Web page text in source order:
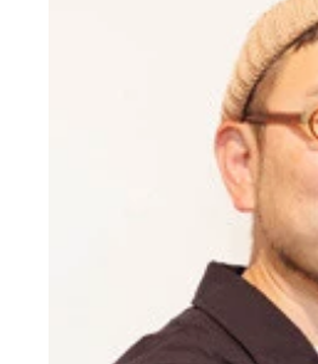
2024年に味の素冷凍食
ウマイ」 写真提供／味
「走るザ★®チャーハン
「ザ★®シュウマイ」の
発売からまもなく10年
プリプリのエビがおい
ちょっと贅沢で上品な「
8月10日に発売された新
味の素冷凍食品のシュウ
シュウマイ潤が考案し
（右）味の素冷凍食品